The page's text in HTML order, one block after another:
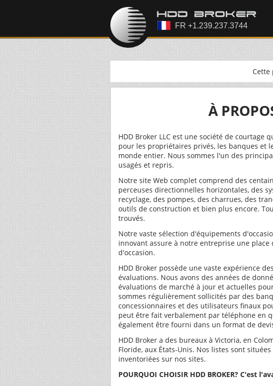
Cette
À
HDD Broker LLC est une société de
pour les propriétaires privés, les banques et
monde entier. Nous sommes l'un des
usagés et repris.
Notre site Web complet comprend des
perceuses directionnelles horizontales, des
recyclage, des pompes, des charrues, des
outils de construction et bien plus encore.
trouvés.
Notre vaste sélection d'équipements
innovant assure à notre entreprise une
d'occasion.
HDD Broker possède une vaste expérience
évaluations. Nous avons des années de
évaluations de marché à jour et actuelles
sommes régulièrement sollicités par des
concessionnaires et des utilisateurs finaux
peut être fait verbalement par téléphone en
également être fourni dans un format de
HDD Broker a des bureaux à Victoria, en
Floride, aux États-Unis. Nos listes sont
inventoriées sur nos sites.
POURQUOI CHOISIR HDD BROKER? C'est